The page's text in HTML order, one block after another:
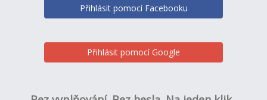
Přihlásit pomocí Facebooku
Přihlásit pomocí Google